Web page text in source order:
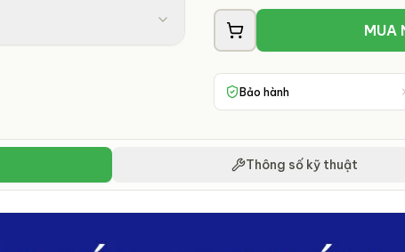
MUA
Bảo hành
Thông số kỹ thuật